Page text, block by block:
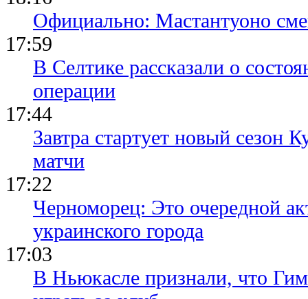
Официально: Мастантуоно
17:59
В Селтике рассказали о
операции
17:44
Завтра стартует новый сезон
матчи
17:22
Черноморец: Это очередной
украинского города
17:03
В Ньюкасле признали, что